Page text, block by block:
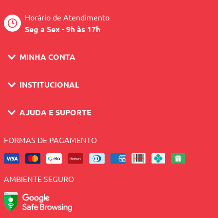
Horário de Atendimento
Seg a Sex - 9h às 17h
MINHA CONTA
INSTITUCIONAL
AJUDA E SUPORTE
FORMAS DE PAGAMENTO
AMBIENTE SEGURO